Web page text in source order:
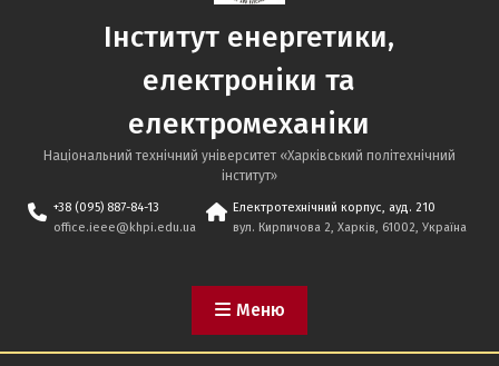
Студентка НТУ «ХПІ»
здобула перемогу на
Міжнародному
студентському
конкурсі
Інститут енергетики,
електроніки та
електромеханіки
Національний технічний університет «Харківський політехнічний
iнститут»
+38 (095) 887-84-13
office.ieee@khpi.edu.ua
Електротехнічний корпус, ауд. 210
вул. Кирпичова 2, Харків, 61002, Україна
Меню